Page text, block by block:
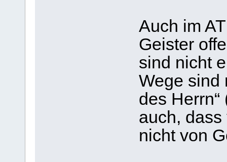
Auch im
Geister
sind nicht
Wege sind
des
auch,
nicht von